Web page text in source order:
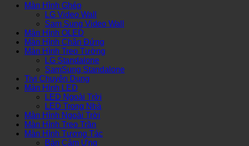
Màn Hình Ghép
LG Video Wall
Sam Sung Video Wall
Màn Hình OLED
Màn Hình Chân Đứng
Màn Hình Treo Tường
LG Standalone
SamSung Standalone
Tivi Chuyên Dụng
Màn Hình LED
LED Ngoài Trời
LED Trong Nhà
Màn Hình Ngoài Trời
Màn Hình Treo Trần
Màn Hình Tương Tác
Bàn Cảm Ứng